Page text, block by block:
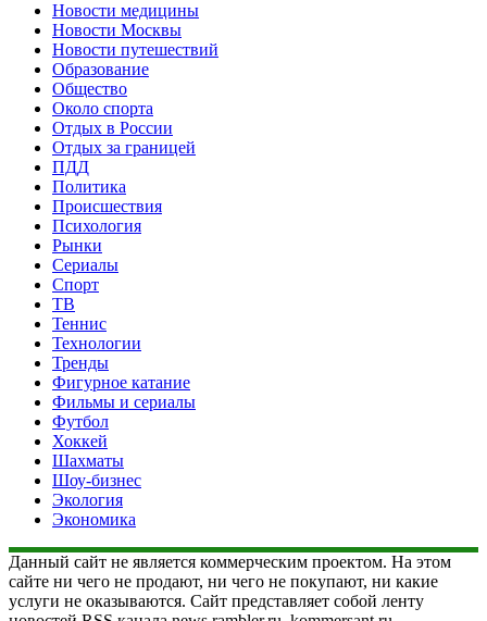
Новости медицины
Новости Москвы
Новости путешествий
Образование
Общество
Около спорта
Отдых в России
Отдых за границей
ПДД
Политика
Происшествия
Психология
Рынки
Сериалы
Спорт
ТВ
Теннис
Технологии
Тренды
Фигурное катание
Фильмы и сериалы
Футбол
Хоккей
Шахматы
Шоу-бизнес
Экология
Экономика
Данный сайт не является коммерческим проектом. На этом
сайте ни чего не продают, ни чего не покупают, ни какие
услуги не оказываются. Сайт представляет собой ленту